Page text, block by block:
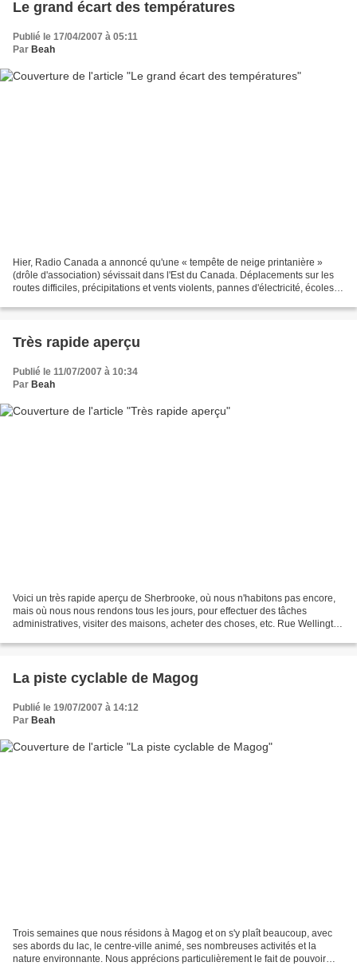
Le grand écart des températures
Publié le 17/04/2007 à 05:11
Par Beah
Hier, Radio Canada a annoncé qu'une « tempête de neige printanière »
(drôle d'association) sévissait dans l'Est du Canada. Déplacements sur les
routes difficiles, précipitations et vents violents, pannes d'électricité, écoles
Très rapide aperçu
Publié le 11/07/2007 à 10:34
Par Beah
Voici un très rapide aperçu de Sherbrooke, où nous n'habitons pas encore,
mais où nous nous rendons tous les jours, pour effectuer des tâches
administratives, visiter des maisons, acheter des choses, etc. Rue Wellington
La piste cyclable de Magog
Publié le 19/07/2007 à 14:12
Par Beah
Trois semaines que nous résidons à Magog et on s'y plaît beaucoup, avec
ses abords du lac, le centre-ville animé, ses nombreuses activités et la
nature environnante. Nous apprécions particulièrement le fait de pouvoir